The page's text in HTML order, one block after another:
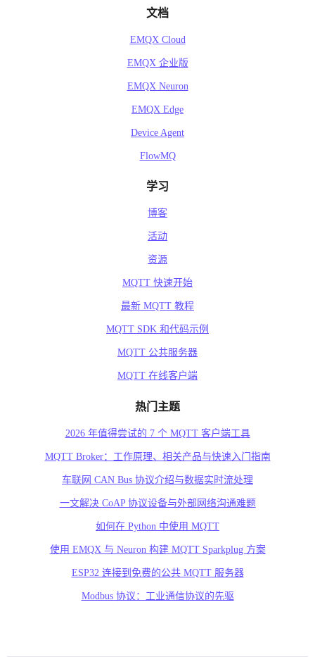
文档
EMQX Cloud
EMQX 企业版
EMQX Neuron
EMQX Edge
Device Agent
FlowMQ
学习
博客
活动
资源
MQTT 快速开始
最新 MQTT 教程
MQTT SDK 和代码示例
MQTT 公共服务器
MQTT 在线客户端
热门主题
2026 年值得尝试的 7 个 MQTT 客户端工具
MQTT Broker：工作原理、相关产品与快速入门指南
车联网 CAN Bus 协议介绍与数据实时流处理
一文解决 CoAP 协议设备与外部网络沟通难题
如何在 Python 中使用 MQTT
使用 EMQX 与 Neuron 构建 MQTT Sparkplug 方案
ESP32 连接到免费的公共 MQTT 服务器
Modbus 协议：工业通信协议的先驱